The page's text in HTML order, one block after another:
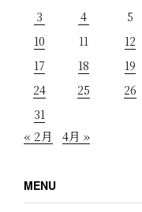
3
4 5
10
11 12
17
18 19
24
25 26
31
« 2月 4月 »
MENU